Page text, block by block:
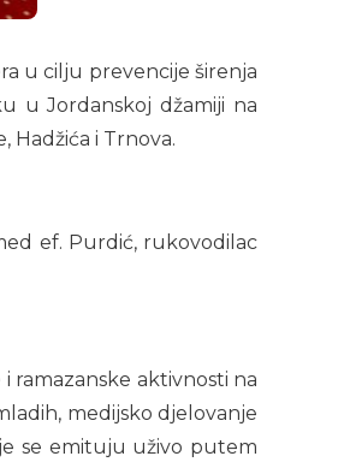
u cilju prevencije širenja
u Jordanskoj džamiji na
Hadžića i Trnova.
ef. Purdić, rukovodilac
ramazanske aktivnosti na
medijsko djelovanje
se emituju uživo putem